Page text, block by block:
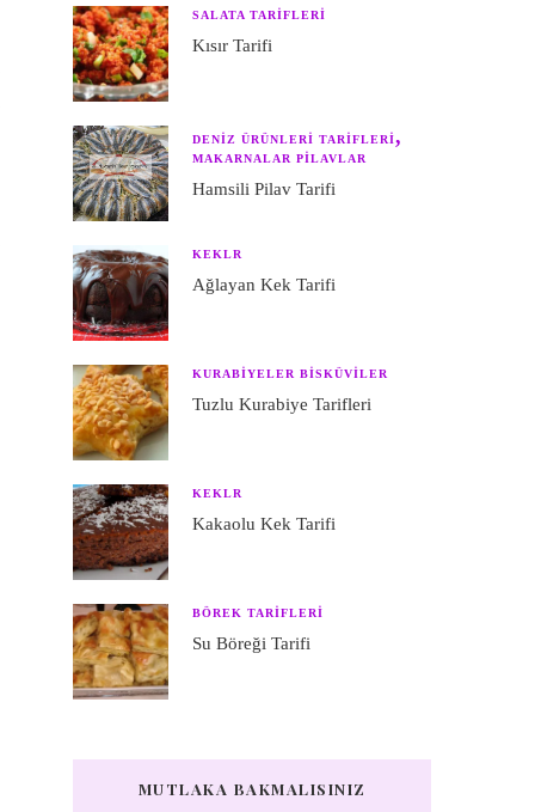
SALATA TARIFLERI
Kısır Tarifi
DENIZ ÜRÜNLERI TARIFLERI
MAKARNALAR PILAVLAR
Hamsili Pilav Tarifi
KEKLR
Ağlayan Kek Tarifi
KURABIYELER BISKÜVILER
Tuzlu Kurabiye Tarifleri
KEKLR
Kakaolu Kek Tarifi
BÖREK TARIFLERI
Su Böreği Tarifi
MUTLAKA BAKMALISINIZ